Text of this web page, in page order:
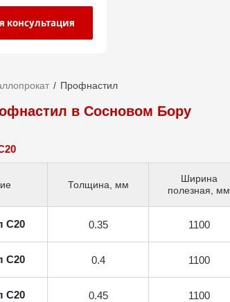
консультация
Профнастил
в Сосновом Бору
Толщина, мм
Ширина
полезная, мм
С20 0.35 1100
С20 0.4 1100
С20 0.45 1100